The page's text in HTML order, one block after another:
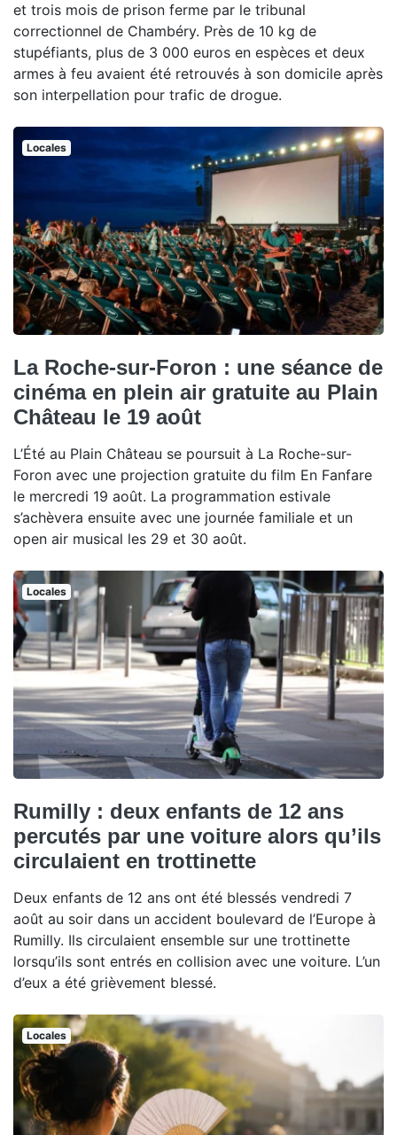
et trois mois de prison ferme par le tribunal
correctionnel de Chambéry. Près de 10 kg de
stupéfiants, plus de 3 000 euros en espèces et deux
armes à feu avaient été retrouvés à son domicile après
son interpellation pour trafic de drogue.
Locales
La Roche-sur-Foron : une séance de
cinéma en plein air gratuite au Plain
Château le 19 août
L’Été au Plain Château se poursuit à La Roche-sur-
Foron avec une projection gratuite du film En Fanfare
le mercredi 19 août. La programmation estivale
s’achèvera ensuite avec une journée familiale et un
open air musical les 29 et 30 août.
Locales
Rumilly : deux enfants de 12 ans
percutés par une voiture alors qu’ils
circulaient en trottinette
Deux enfants de 12 ans ont été blessés vendredi 7
août au soir dans un accident boulevard de l’Europe à
Rumilly. Ils circulaient ensemble sur une trottinette
lorsqu’ils sont entrés en collision avec une voiture. L’un
d’eux a été grièvement blessé.
Locales